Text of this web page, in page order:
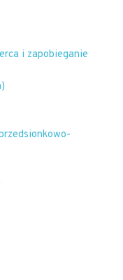
i zapobieganie